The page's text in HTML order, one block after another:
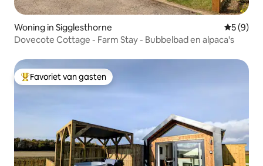
Woning in Sigglesthorne
5 (9)
Dovecote Cottage - Farm Stay - Bubbelbad en alpaca's
Topfavoriet van gasten
Favoriet van gasten